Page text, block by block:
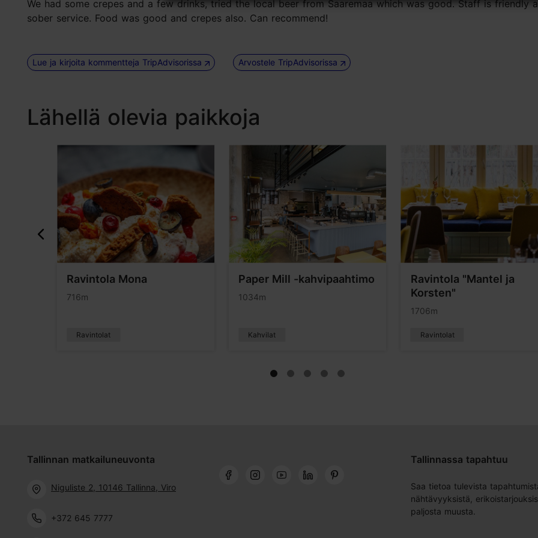
We had some crepes and a few drinks, tried the local beer from Saaremaa which was good. Staff is friendly
sober service. Food was good and crepes also. Can recommend!
Lue ja kirjoita kommentteja TripAdvisorissa Arvostele TripAdvisorissa
Lähellä olevia paikkoja
Ravintola Mona
716m
Ravintolat
Paper Mill -kahvipaahtimo
1034m
Kahvilat
Ravintola "Mantel ja
Korsten"
1706m
Ravintolat
Tallinnan matkailuneuvonta
Niguliste 2, 10146 Tallinna, Viro
+372 645 7777
Tallinnassa tapahtuu
Saa tietoa tulevista
nähtävyyksistä,
paljosta muusta.